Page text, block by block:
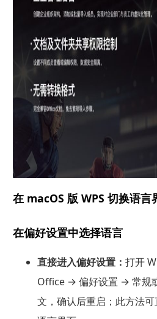
在 macOS 版 WPS 切换语言
在偏好设置中选择语言
直接进入偏好设置： 打开
Office → 偏好设置 → 常规
文，确认后重启；此方法